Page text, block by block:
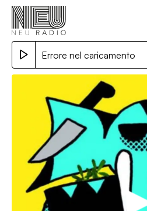
Errore nel caricamento